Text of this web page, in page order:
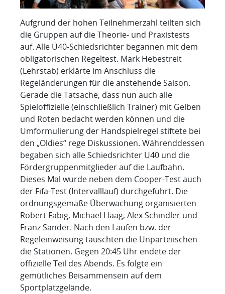
Aufgrund der hohen Teilnehmerzahl teilten sich
die Gruppen auf die Theorie- und Praxistests
auf. Alle Ü40-Schiedsrichter begannen mit dem
obligatorischen Regeltest. Mark Hebestreit
(Lehrstab) erklärte im Anschluss die
Regeländerungen für die anstehende Saison.
Gerade die Tatsache, dass nun auch alle
Spieloffizielle (einschließlich Trainer) mit Gelben
und Roten bedacht werden können und die
Umformulierung der Handspielregel stiftete bei
den „Oldies“ rege Diskussionen. Währenddessen
begaben sich alle Schiedsrichter U40 und die
Fördergruppenmitglieder auf die Laufbahn.
Dieses Mal wurde neben dem Cooper-Test auch
der Fifa-Test (Intervalllauf) durchgeführt. Die
ordnungsgemäße Überwachung organisierten
Robert Fabig, Michael Haag, Alex Schindler und
Franz Sander. Nach den Läufen bzw. der
Regeleinweisung tauschten die Unparteiischen
die Stationen. Gegen 20:45 Uhr endete der
offizielle Teil des Abends. Es folgte ein
gemütliches Beisammensein auf dem
Sportplatzgelände.